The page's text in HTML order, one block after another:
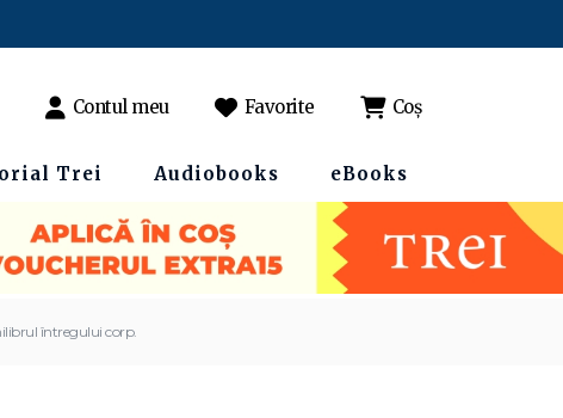
Contul meu Favorite Coș
Trei Audiobooks eBooks
întregului corp.